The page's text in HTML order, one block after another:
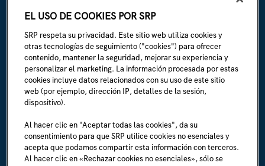
ACERCA DE SRP
Biografía de la empresa
Carreras (en inglés)
Soy un empleado (en inglés)
Irrigación de SRP:(602) 236-3333
La Línea:(602) 236-1111
EL USO DE COOKIES POR SRP
SRP respeta su privacidad. Este sitio web utiliza cookies y
otras tecnologías de seguimiento ("cookies") para ofrecer
contenido, mantener la seguridad, mejorar su experiencia y
personalizar el marketing. La información procesada por estas
cookies incluye datos relacionados con su uso de este sitio
web (por ejemplo, dirección IP, detalles de la sesión,
dispositivo).
Al hacer clic en "Aceptar todas las cookies", da su
consentimiento para que SRP utilice cookies no esenciales y
acepta que podamos compartir esta información con terceros.
Al hacer clic en «Rechazar cookies no esenciales», sólo se